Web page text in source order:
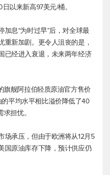
以来新高97美元/桶。
息“为时过早”后，对全球最
重新加剧。更令人沮丧的是，
已经进入衰退，未来两年经济
旗舰阿拉伯轻质原油官方售价
的平均水平相比溢价降低了40
担忧。
场承压，但由于欧洲将从12月5
国原油库存下降，预计供应仍